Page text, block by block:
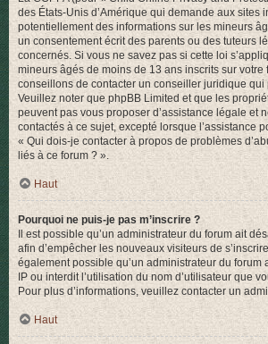
des États-Unis d’Amérique qui demande aux sites
potentiellement des informations sur les mineurs
un consentement écrit des parents ou des tuteurs
concernés. Si vous ne savez pas si cette loi
mineurs âgés de moins de 13 ans inscrits sur votre
conseillons de contacter un conseiller juridique qui
Veuillez noter que phpBB Limited et que les
peuvent pas vous proposer d’assistance légale et
contactés à ce sujet, excepté lorsque l’assistance
« Qui dois-je contacter à propos de problèmes
liés à ce forum ? ».
Haut
Pourquoi ne puis-je pas m’inscrire ?
Il est possible qu’un administrateur du forum ait
afin d’empêcher les nouveaux visiteurs de
également possible qu’un administrateur du forum
IP ou interdit l’utilisation du nom d’utilisateur que
Pour plus d’informations, veuillez contacter un
Haut